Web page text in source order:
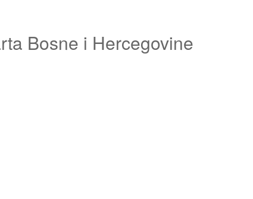
Bosne i Hercegovine